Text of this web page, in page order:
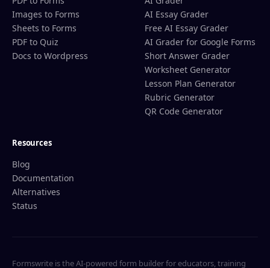
Images to Forms
Sheets to Forms
PDF to Quiz
Docs to Wordpress
AI Essay Grader
Free AI Essay Grader
AI Grader for Google Forms
Short Answer Grader
Worksheet Generator
Lesson Plan Generator
Rubric Generator
QR Code Generator
Resources
Blog
Documentation
Alternatives
Status
Formswrite is the AI-powered form builder for educators, training